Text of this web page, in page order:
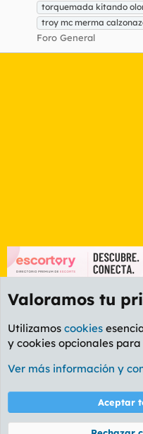
torquemada kitando
troy mc merma
Foro General
Etiquetas
Cookies
PL
Términos y
Valoramos tu
Utilizamos cookies
y cookies opcionales
Ver más información y
Aceptar